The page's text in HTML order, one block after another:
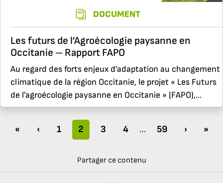
DOCUMENT
Les futurs de l’Agroécologie paysanne en
Occitanie – Rapport FAPO
Au regard des forts enjeux d’adaptation au changement
climatique de la région Occitanie, le projet « Les Futurs
de l’agroécologie paysanne en Occitanie » (FAPO),...
« ‹ 1 2 3 4 … 59 › »
Partager ce contenu